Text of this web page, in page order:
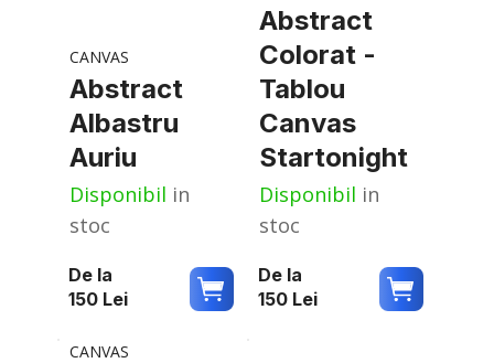
CANVAS
Abstract
Albastru
Auriu
Disponibil in
stoc
De la
150 Lei
Abstract
Colorat -
Tablou
Canvas
Startonight
Disponibil in
stoc
De la
150 Lei
CANVAS